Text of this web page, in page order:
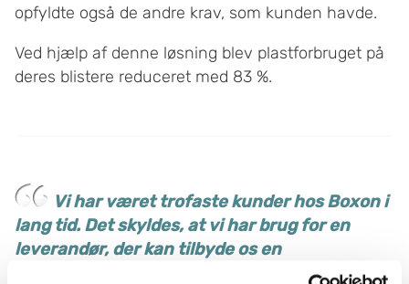
opfyldte også de andre krav, som kunden havde.
Ved hjælp af denne løsning blev plastforbruget på
deres blistere reduceret med 83 %.
Vi har været trofaste kunder hos Boxon i
lang tid. Det skyldes, at vi har brug for en
leverandør, der kan tilbyde os en
helhedsløsning. En fordel er også, at vi kan